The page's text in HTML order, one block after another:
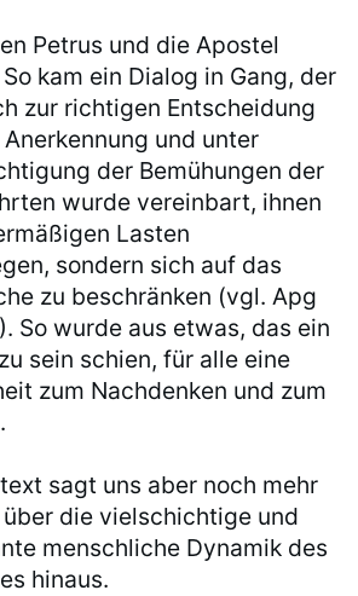
Petrus und die Apostel
kam ein Dialog in Gang, der
zur richtigen Entscheidung
und unter
der Bemühungen der
wurde vereinbart, ihnen
Lasten
sondern sich auf das
zu beschränken (vgl. Apg
So wurde aus etwas, das ein
sein schien, für alle eine
zum Nachdenken und zum
sagt uns aber noch mehr
die vielschichtige und
menschliche Dynamik des
hinaus.